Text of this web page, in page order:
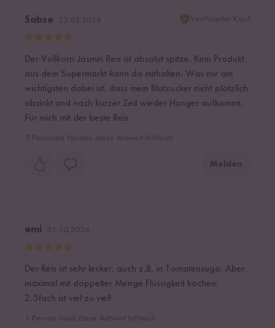
Sabse
Der Vollkorn Jasmin Reis ist absolut spitze. Kein Produkt
aus dem Supermarkt kann da mithalten. Was mir am
wichtigsten dabei ist, dass mein Blutzucker nicht plötzlich
absinkt und nach kurzer Zeit wieder Hunger aufkommt.
Für mich mit der beste Reis.
Melden
emi
Der Reis ist sehr lecker, auch z.B. in Tomatensugo. Aber
maximal mit doppelter Menge Flüssigkeit kochen;
2,5fach ist viel zu viel!